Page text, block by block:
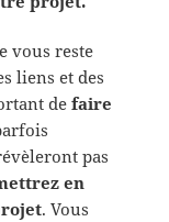
vous reste
liens et des
defaire
pas
en
. Vous